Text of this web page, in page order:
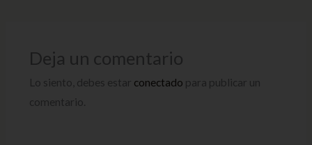
Deja un comentario
Lo siento, debes estar conectado para publicar un
comentario.